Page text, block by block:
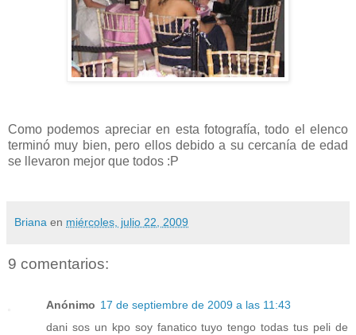
Como podemos apreciar en esta fotografía, todo el elenco
terminó muy bien, pero ellos debido a su cercanía de edad
se llevaron mejor que todos :P
Briana en miércoles, julio 22, 2009
9 comentarios:
Anónimo 17 de septiembre de 2009 a las 11:43
dani sos un kpo soy fanatico tuyo tengo todas tus peli de